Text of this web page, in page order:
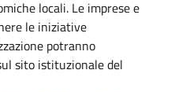
locali. Le imprese e
le iniziative
potranno
sito istituzionale del